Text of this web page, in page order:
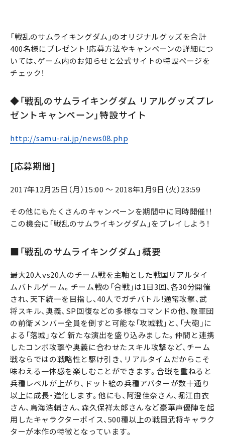
「戦乱のサムライキングダム」のオリジナルグッズを合計
400名様にプレゼント！応募方法やキャンペーンの詳細につ
いては、ゲーム内のお知らせと公式サイトの特設ページを
チェック！
◆「戦乱のサムライキングダム リアルグッズプレ
ゼントキャンペーン」特設サイト
http://samu-rai.jp/news08.php
[応募期間]
2017年12月25日（月）15:00 ～ 2018年1月9日（火）23:59
その他にもたくさんのキャンペーンを期間中に同時開催！！
この機会に「戦乱のサムライキングダム」をプレイしよう！
■「戦乱のサムライキングダム」概要
最大20人vs20人のチーム戦を主軸とした戦国リアルタイ
ムバトルゲーム。チーム戦の「合戦」は1日3回、各30分開催
され、天下統一を目指し、40人でガチバトル！通常攻撃、武
将スキル、奥義、SP回復などの多様なコマンドの他、敵軍団
の前衛メンバー全員を倒すと可能な「攻城戦」と、「大砲」に
よる「落城」など 新たな演出を盛り込みました。仲間と連携
したコンボ攻撃や奥義に合わせたスキル攻撃など、チーム
戦ならではの戦略性と駆け引き、リアルタイムだからこそ
味わえる一体感を楽しむことができます。合戦を重ねると
兵種レベルが上がり、ドット絵の兵種アバターが数十通り
以上に成長・進化します。他にも、阿澄佳奈さん、堀江由衣
さん、鳥海浩輔さん、森久保祥太郎さんなど豪華声優陣を起
用したキャラクターボイス、500種以上の戦国武将キャラク
ターが本作の特徴となっています。